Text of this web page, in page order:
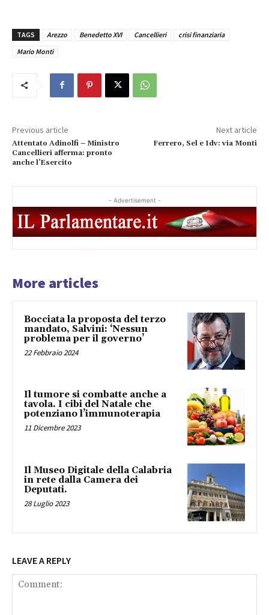
TAGS Arezzo Benedetto XVI Cancellieri
crisi finanziaria
Mario Monti
Previous article
Attentato Adinolfi – Ministro
Cancellieri afferma: pronto
anche l’Esercito
Next article
Ferrero, Sel e Idv: via Monti
- Advertisement -
More articles
Bocciata la proposta del terzo
mandato, Salvini: ‘Nessun
problema per il governo’
22 Febbraio 2024
Il tumore si combatte anche a
tavola. I cibi del Natale che
potenziano l’immunoterapia
11 Dicembre 2023
Il Museo Digitale della Calabria
in rete dalla Camera dei
Deputati.
28 Luglio 2023
LEAVE A REPLY